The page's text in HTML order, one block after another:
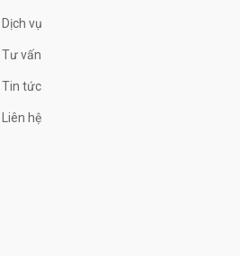
Dịch vụ
Tư vấn
Tin tức
Liên hệ